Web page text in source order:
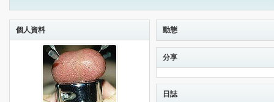
個人資料 動態
分享
日誌